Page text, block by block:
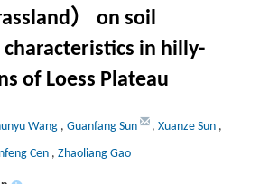
） on soil
in hilly-
of Loess Plateau
Wang , Guanfang Sun , Xuanze Sun ,
Cen , Zhaoliang Gao